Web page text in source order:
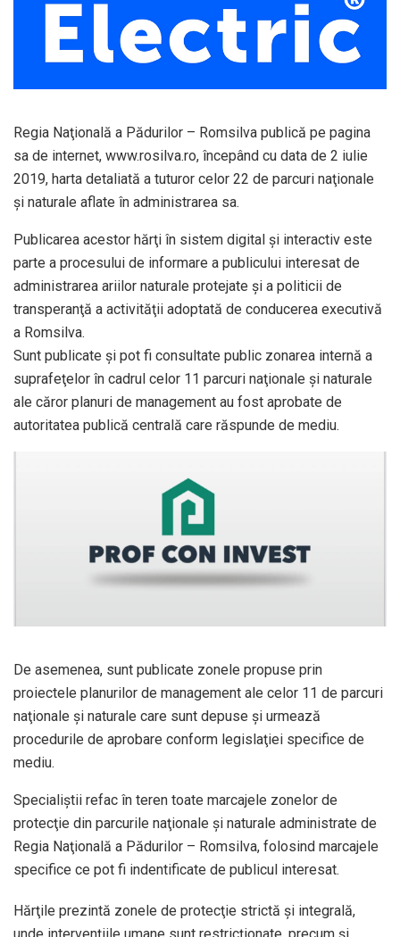
Regia Naţională a Pădurilor – Romsilva publică pe pagina
sa de internet, www.rosilva.ro, începând cu data de 2 iulie
2019, harta detaliată a tuturor celor 22 de parcuri naţionale
şi naturale aflate în administrarea sa.
Publicarea acestor hărţi în sistem digital şi interactiv este
parte a procesului de informare a publicului interesat de
administrarea ariilor naturale protejate şi a politicii de
transperanţă a activităţii adoptată de conducerea executivă
a Romsilva.
Sunt publicate şi pot fi consultate public zonarea internă a
suprafeţelor în cadrul celor 11 parcuri naţionale şi naturale
ale căror planuri de management au fost aprobate de
autoritatea publică centrală care răspunde de mediu.
De asemenea, sunt publicate zonele propuse prin
proiectele planurilor de management ale celor 11 de parcuri
naţionale şi naturale care sunt depuse şi urmează
procedurile de aprobare conform legislaţiei specifice de
mediu.
Specialiştii refac în teren toate marcajele zonelor de
protecţie din parcurile naţionale şi naturale administrate de
Regia Naţională a Pădurilor – Romsilva, folosind marcajele
specifice ce pot fi indentificate de publicul interesat.
Hărţile prezintă zonele de protecţie strictă şi integrală,